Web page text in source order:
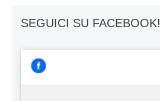
SEGUICI SU FACEBOOK!